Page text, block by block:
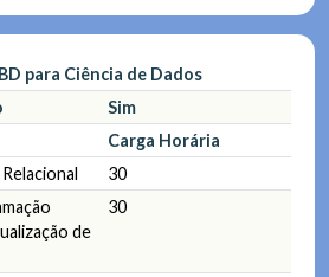
para Ciência de Dados
Sim
Carga Horária
30
de
30